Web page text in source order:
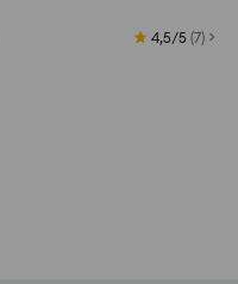
4,5/5 (7)